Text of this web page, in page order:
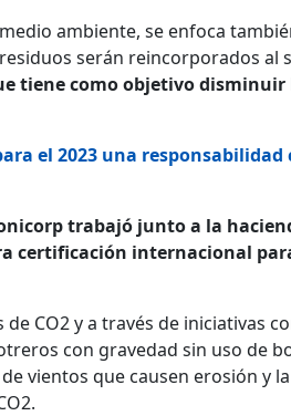
ambiente, se enfoca
serán reincorporados al
tiene como objetivo
el 2023 una
trabajó junto a la
certificación internacional
CO2 y a través de iniciativas
con gravedad sin uso de
vientos que causen erosión y